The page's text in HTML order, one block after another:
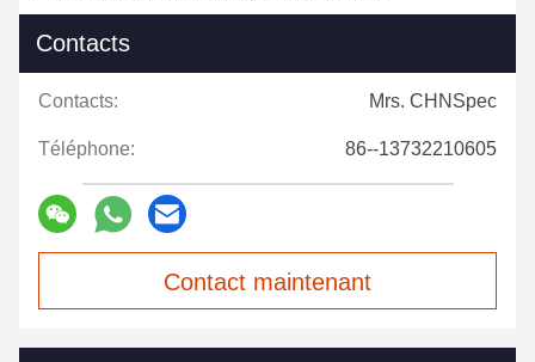
Contacts
Contacts: Mrs. CHNSpec
Téléphone: 86--13732210605
Contact maintenant